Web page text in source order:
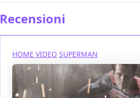
Recensioni
HOME VIDEO SUPERMAN